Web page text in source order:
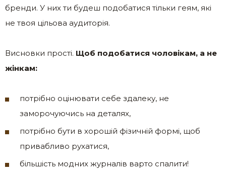
бренди. У них ти будеш подобатися тільки геям, які
не твоя цільова аудиторія.
Висновки прості. Щоб подобатися чоловікам, а не
жінкам:
потрібно оцінювати себе здалеку, не
заморочуючись на деталях,
потрібно бути в хорошій фізичній формі, щоб
привабливо рухатися,
більшість модних журналів варто спалити!